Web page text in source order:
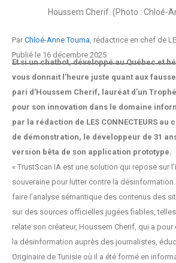
Houssem Cherif. (Photo : Chloé-
Par Chloé-Anne Touma , rédactrice en chef de
Publié le 16 décembre 2025
Et si un chatbot, développé au Québec et
vous donnait l’heure juste quant aux
pari d’Houssem Cherif, lauréat d’un
pour son innovation dans le domaine
par la rédaction de LES CONNECTEURS au
de démonstration, le développeur de 31
version bêta de son application prototype.
« TrustScan IA est une solution qui repose sur
souveraine pour lutter contre la
faire l’analyse sémantique des contenus des
sur des sources officielles jugées fiables, telles
relate son créateur, Houssem Cherif, qui a
la désinformation auprès des journalistes,
Originaire de Tunisie où il a été formé en